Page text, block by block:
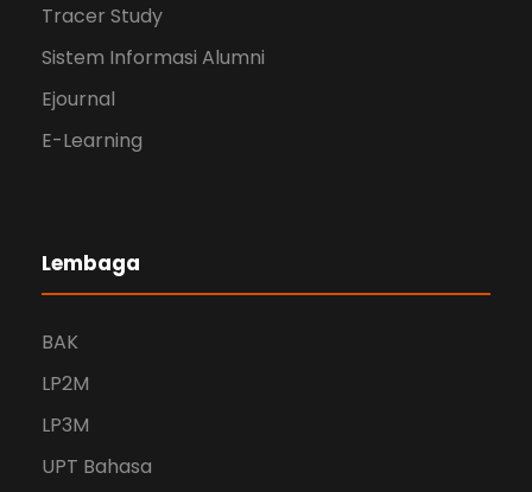
Tracer Study
Sistem Informasi Alumni
Ejournal
E-Learning
Lembaga
BAK
LP2M
LP3M
UPT Bahasa